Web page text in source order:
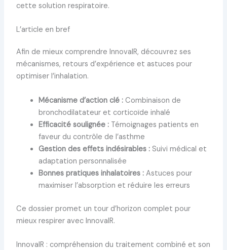
cette solution respiratoire.
L’article en bref
Afin de mieux comprendre InnovaIR, découvrez ses
mécanismes, retours d’expérience et astuces pour
optimiser l’inhalation.
Mécanisme d’action clé :Combinaison de
bronchodilatateur et corticoïde inhalé
Efficacité soulignée :Témoignages patients en
faveur du contrôle de l’asthme
Gestion des effets indésirables :Suivi médical et
adaptation personnalisée
Bonnes pratiques inhalatoires :Astuces pour
maximiser l’absorption et réduire les erreurs
Ce dossier promet un tour d’horizon complet pour
mieux respirer avec InnovaIR.
InnovaIR : compréhension du traitement combiné et son